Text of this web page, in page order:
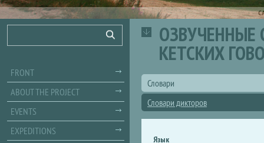
ОЗВУЧЕННЫЕ
КЕТСКИХ
Словари
Словари дикторов
Язык
Search
FRONT
ABOUT THE PROJECT
EVENTS
EXPEDITIONS